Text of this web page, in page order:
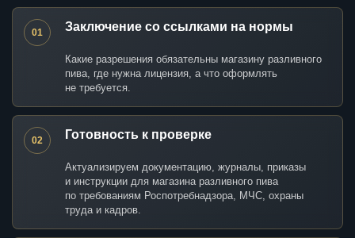
01 Заключение со ссылками на нормы
Какие разрешения обязательны магазину разливного
пива, где нужна лицензия, а что оформлять
не требуется.
02 Готовность к проверке
Актуализируем документацию, журналы, приказы
и инструкции для магазина разливного пива
по требованиям Роспотребнадзора, МЧС, охраны
труда и кадров.